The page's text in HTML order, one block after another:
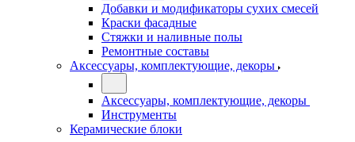
Добавки и модификаторы сухих смесей
Краски фасадные
Стяжки и наливные полы
Ремонтные составы
Аксессуары, комплектующие, декоры
Аксессуары, комплектующие, декоры
Инструменты
Керамические блоки